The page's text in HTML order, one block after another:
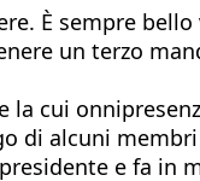
È sempre
un terzo
la cui
di alcuni
e fa in